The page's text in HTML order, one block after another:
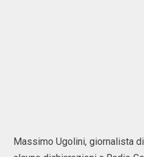
Massimo Ugolini, giornalista